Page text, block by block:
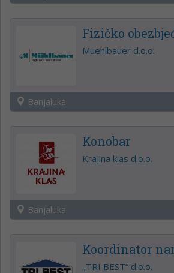
Fizičko
Muehlbauer d.o.o.
Banjaluka
Konobar
Krajina klas d.o.o.
Banjaluka
Koordinator
„TRI BEST“ d.o.o.